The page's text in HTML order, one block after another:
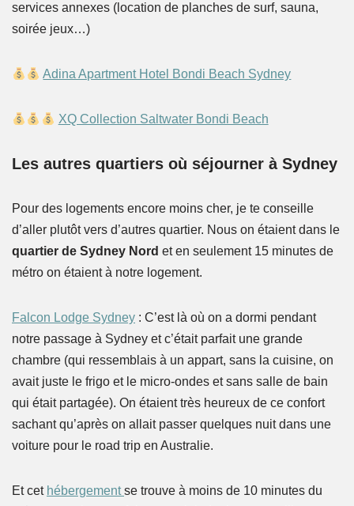
services annexes (location de planches de surf, sauna,
soirée jeux…)
Adina Apartment Hotel Bondi Beach Sydney
XQ Collection Saltwater Bondi Beach
Les autres quartiers où séjourner à Sydney
Pour des logements encore moins cher, je te conseille
d’aller plutôt vers d’autres quartier. Nous on étaient dans le
quartier de Sydney Nord et en seulement 15 minutes de
métro on étaient à notre logement.
Falcon Lodge Sydney : C’est là où on a dormi pendant
notre passage à Sydney et c’était parfait une grande
chambre (qui ressemblais à un appart, sans la cuisine, on
avait juste le frigo et le micro-ondes et sans salle de bain
qui était partagée). On étaient très heureux de ce confort
sachant qu’après on allait passer quelques nuit dans une
voiture pour le road trip en Australie.
Et cet hébergementse trouve à moins de 10 minutes du